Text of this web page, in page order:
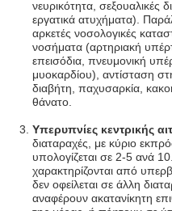
νευρικότητα, σεξουαλικές
εργατικά ατυχήματα).
αρκετές νοσολογικές
νοσήματα (αρτηριακή
επεισόδια, πνευμονική
μυοκαρδίου), αντίσταση
διαβήτη, παχυσαρκία,
θάνατο.
Υπερυπνίες κεντρικής
διαταραχές, με κύριο
υπολογίζεται σε 2-5 ανά
χαρακτηρίζονται από
δεν οφείλεται σε άλλη
αναφέρουν ακατανίκητη